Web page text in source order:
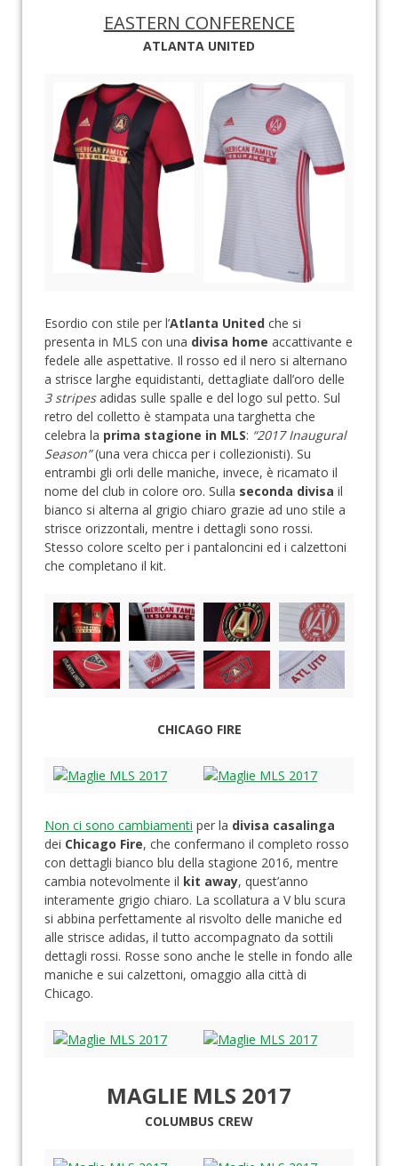
EASTERN CONFERENCE
ATLANTA UNITED
Esordio con stile per l’Atlanta United che si
presenta in MLS con una divisa home accattivante e
fedele alle aspettative. Il rosso ed il nero si alternano
a strisce larghe equidistanti, dettagliate dall’oro delle
3 stripesadidas sulle spalle e del logo sul petto. Sul
retro del colletto è stampata una targhetta che
celebra la prima stagione in MLS: “2017 Inaugural
Season”(una vera chicca per i collezionisti). Su
entrambi gli orli delle maniche, invece, è ricamato il
nome del club in colore oro. Sulla seconda divisa il
bianco si alterna al grigio chiaro grazie ad uno stile a
strisce orizzontali, mentre i dettagli sono rossi.
Stesso colore scelto per i pantaloncini ed i calzettoni
che completano il kit.
CHICAGO FIRE
Non ci sono cambiamenti per la divisa casalinga
dei Chicago Fire, che confermano il completo rosso
con dettagli bianco blu della stagione 2016, mentre
cambia notevolmente il kit away, quest’anno
interamente grigio chiaro. La scollatura a V blu scura
si abbina perfettamente al risvolto delle maniche ed
alle strisce adidas, il tutto accompagnato da sottili
dettagli rossi. Rosse sono anche le stelle in fondo alle
maniche e sui calzettoni, omaggio alla città di
Chicago.
MAGLIE MLS 2017
COLUMBUS CREW